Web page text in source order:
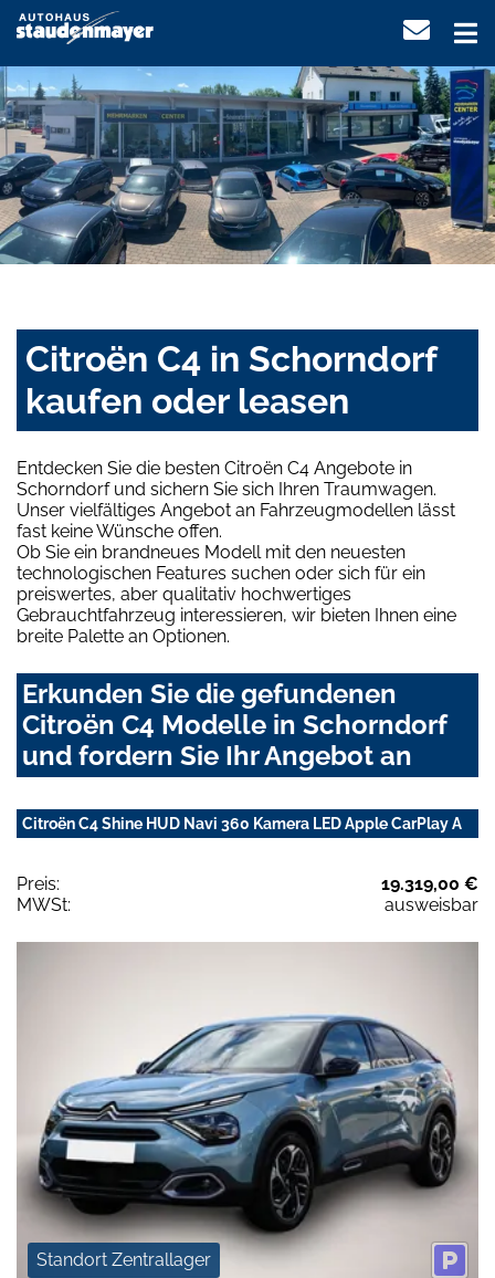
Citroën C4 in Schorndorf
kaufen oder leasen
Entdecken Sie die besten Citroën C4 Angebote in
Schorndorf und sichern Sie sich Ihren Traumwagen.
Unser vielfältiges Angebot an Fahrzeugmodellen lässt
fast keine Wünsche offen.
Ob Sie ein brandneues Modell mit den neuesten
technologischen Features suchen oder sich für ein
preiswertes, aber qualitativ hochwertiges
Gebrauchtfahrzeug interessieren, wir bieten Ihnen eine
breite Palette an Optionen.
Erkunden Sie die gefundenen
Citroën C4 Modelle in Schorndorf
und fordern Sie Ihr Angebot an
Citroën C4 Shine HUD Navi 360 Kamera LED Apple CarPlay A
Preis:
19.319,00 €
MWSt:
ausweisbar
Standort Zentrallager